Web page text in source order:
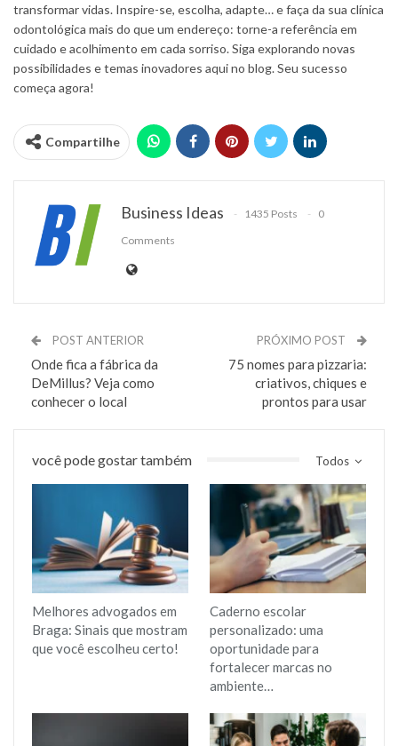
transformar vidas. Inspire-se, escolha, adapte… e faça da sua clínica
odontológica mais do que um endereço: torne-a referência em
cuidado e acolhimento em cada sorriso. Siga explorando novas
possibilidades e temas inovadores aqui no blog. Seu sucesso
começa agora!
Compartilhe
Business Ideas 1435 Posts
0
Comments
POST ANTERIOR
Onde fica a fábrica da
DeMillus? Veja como
conhecer o local
PRÓXIMO POST
75 nomes para pizzaria:
criativos, chiques e
prontos para usar
Todos
você pode gostar também
Melhores advogados em
Braga: Sinais que mostram
que você escolheu certo!
Caderno escolar
personalizado: uma
oportunidade para
fortalecer marcas no
ambiente…